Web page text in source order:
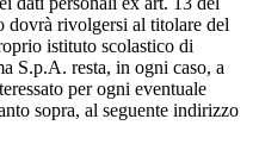
dovrà rivolgersi al titolare del
istituto scolastico di
S.p.A. resta, in ogni caso, a
per ogni eventuale
sopra, al seguente indirizzo